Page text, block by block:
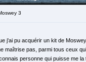
3
j'ai pu acquérir un kit de
maîtrise pas, parmi tous ceux
personne qui puisse me